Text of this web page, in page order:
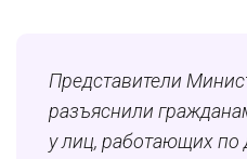
Представители
разъяснили
у лиц, работающих по